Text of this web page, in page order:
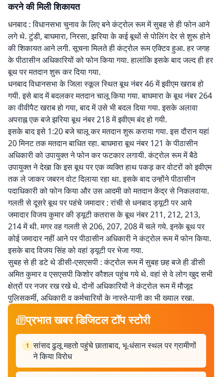
करने की मिली शिकायत
धनबाद : विधानसभा चुनाव के लिए बने कंट्रोल रूम में सुबह से ही फोन आने
लगे थे. टुंडी, बाघमारा, निरसा, झरिया के कई बूथों से पोलिंग देर से शुरू होने
की शिकायत आने लगी. सूचना मिलते ही कंट्रोल रूम एक्टिव हुआ. हर जगह
के पीठासीन अधिकारियों को फोन किया गया. हालांकि इसके बाद जल्द ही हर
बूथ पर मतदान शुरू कर दिया गया.
धनबाद विधानसभा के जिला स्कूल स्थित बूथ नंबर 46 में इवीएम खराब हो
गयी. इसे बाद में बदलकर मतदान चालू किया गया. बाघमारा के बूथ नंबर 264
का वीवीपैट खराब हो गया, बाद में उसे भी बदल दिया गया. इसके अलावा
अपराह्न एक बजे झरिया बूथ नंबर 218 में इवीएम बंद हो गयी.
इसके बाद इसे 1:20 बजे चालू कर मतदान शुरू कराया गया. इस दौरान यहां
20 मिनट तक मतदान बाधित रहा. बाघमारा बूथ नंबर 121 के पीठासीन
अधिकारी को उपायुक्त ने फोन कर फटकार लगायी. कंट्रोल रूम में बैठे
उपायुक्त ने देखा कि इस बूथ पर एक व्यक्ति हाथ पकड़ कर वोटरों को इवीएम
तक ले जाकर जबरन वोट दिलाया रहा था. इसके बाद उन्होंने पीठासीन
पदाधिकारी को फोन किया और उस आदमी को मतदान केंद्र से निकलवाया.
गलती से दूसरे बूथ पर पहंचे जमादार : रांची से धनबाद ड्यूटी पर आये
जमादार विजय कुमार की ड्यूटी कतरास के बूथ नंबर 211, 212, 213,
214 में थी. मगर वह गलती से 206, 207, 208 में चले गये. इनके बूथ पर
कोई जमादार नहीं आने पर पीठासीन अधिकारी ने कंट्रोल रूम में फोन किया.
इसके बाद विजय सिंह को वहां ड्यूटी पर भेजा गया.
सुबह से ही डटे थे डीसी-एसएसपी : कंट्रोल रूम में सुबह छह बजे ही डीसी
अमित कुमार व एसएसपी किशोर कौशल पहुंच गये थे. वहां से वे लोग खुद सभी
क्षेत्रों पर नजर रख रखे थे. दोनों अधिकारियों ने कंट्रोल रूम में मौजूद
पुलिसकर्मी, अधिकारी व कर्मचारियों के नास्ते-पानी का भी ख्याल रखा.
प्रभात खबर डिजिटल टॉप स्टोरी
1 सांसद ढुलू महतो पहुंचे छाताबाद, भू-धंसान स्थल पर ग्रामीणों
ने किया विरोध